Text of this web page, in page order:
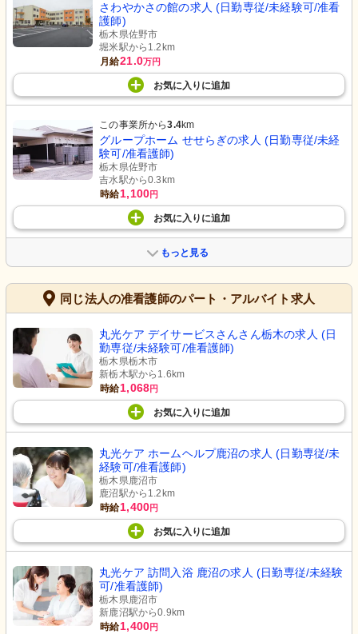
さわやかさの館の求人 (日勤専従/未経験可/准看
護師)
栃木県佐野市
堀米駅から1.2km
月給21.0万円
お気に入り に追加
この事業所から3.4km
グループホーム せせらぎの求人 (日勤専従/未経
験可/准看護師)
栃木県佐野市
吉水駅から0.3km
時給1,100円
お気に入り に追加
もっと見る
同じ法人の准看護師のパート・アルバイト求人
丸光ケア デイサービスさんさん栃木の求人 (日
勤専従/未経験可/准看護師)
栃木県栃木市
新栃木駅から1.6km
時給1,068円
お気に入り に追加
丸光ケア ホームヘルプ鹿沼の求人 (日勤専従/未
経験可/准看護師)
栃木県鹿沼市
鹿沼駅から1.2km
時給1,400円
お気に入り に追加
丸光ケア 訪問入浴 鹿沼の求人 (日勤専従/未経験
可/准看護師)
栃木県鹿沼市
新鹿沼駅から0.9km
時給1,400円